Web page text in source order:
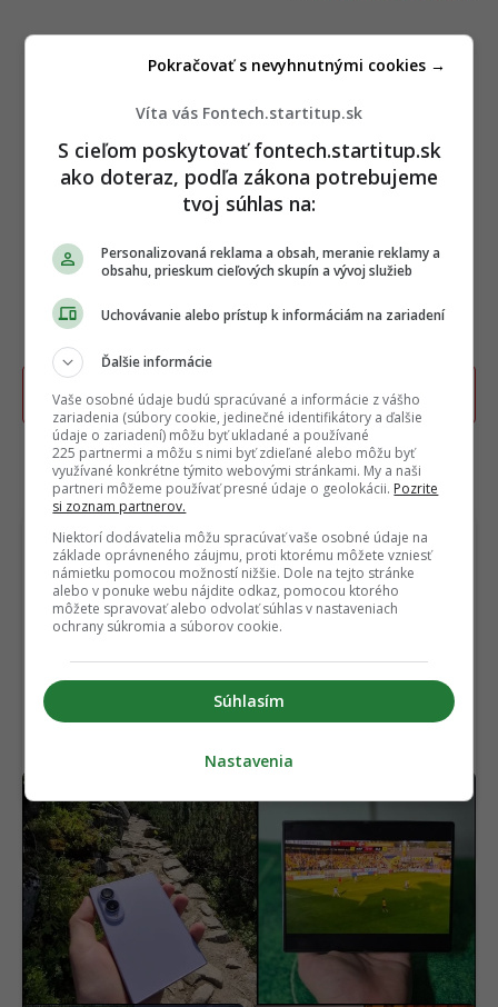
Poslať TIP redakcii na článok
TERAZ ČÍTAJÚ
smartfón. Pokazil ho však tým najdôležitejším
(RECENZIA)
Víta vás Fontech.startitup.sk
S cieľom poskytovať fontech.startitup.sk
ako doteraz, podľa zákona potrebujeme
tvoj súhlas na:
Personalizovaná reklama a obsah, meranie reklamy a
obsahu, prieskum cieľových skupín a vývoj služieb
Uchovávanie alebo prístup k informáciám na zariadení
Ďalšie informácie
Vaše osobné údaje budú spracúvané a informácie z vášho
zariadenia (súbory cookie, jedinečné identifikátory a ďalšie
údaje o zariadení) môžu byť ukladané a používané
225 partnermi a môžu s nimi byť zdieľané alebo môžu byť
využívané konkrétne týmito webovými stránkami. My a naši
partneri môžeme používať presné údaje o geolokácii. Pozrite
si zoznam partnerov.
Niektorí dodávatelia môžu spracúvať vaše osobné údaje na
základe oprávneného záujmu, proti ktorému môžete vzniesť
námietku pomocou možností nižšie. Dole na tejto stránke
alebo v ponuke webu nájdite odkaz, pomocou ktorého
môžete spravovať alebo odvolať súhlas v nastaveniach
ochrany súkromia a súborov cookie.
Súhlasím
Pokračovať s nevyhnutnými cookies →
Nastavenia